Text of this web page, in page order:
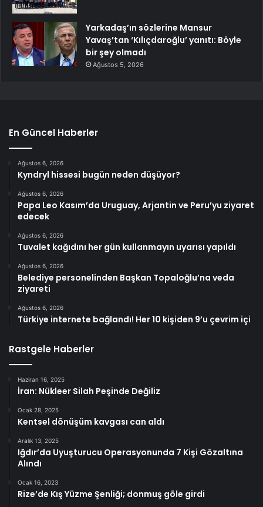
Yarkadaş’ın sözlerine Mansur
Yavaş’tan ‘Kılıçdaroğlu’ yanıtı: Böyle
bir şey olmadı
Ağustos 5, 2026
En Güncel Haberler
Ağustos 6, 2026
Kyndryl hissesi bugün neden düşüyor?
Ağustos 6, 2026
Papa Leo Kasım’da Uruguay, Arjantin ve Peru’yu ziyaret
edecek
Ağustos 6, 2026
Tuvalet kağıdını her gün kullanmayın uyarısı yapıldı
Ağustos 6, 2026
Belediye personelinden Başkan Topaloğlu’na veda
ziyareti
Ağustos 6, 2026
Türkiye internete bağlandı! Her 10 kişiden 9’u çevrim içi
Rastgele Haberler
Haziran 16, 2025
İran: Nükleer Silah Peşinde Değiliz
Ocak 28, 2025
Kentsel dönüşüm kavgası can aldı
Aralık 13, 2025
Iğdır’da Uyuşturucu Operasyonunda 7 Kişi Gözaltına
Alındı
Ocak 16, 2023
Rize’de Kış Yüzme Şenliği; donmuş göle girdi